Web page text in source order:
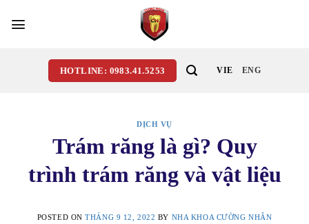
HOTLINE: 0983.41.5253 VIE ENG
DỊCH VỤ
Trám răng là gì? Quy
trình trám răng và vật liệu
POSTED ONTHÁNG 9 12, 2022 BY NHA KHOA CƯỜNG NHÂN